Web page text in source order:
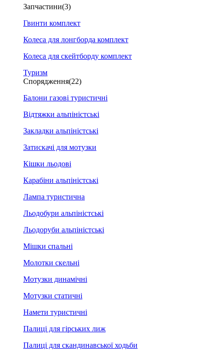
Запчастини(3)
Гвинти комплект
Колеса для лонгборда комплект
Колеса для скейтборду комплект
Туризм
Спорядження(22)
Балони газові туристичні
Відтяжки альпіністські
Закладки альпіністські
Затискачі для мотузки
Кішки льодові
Карабіни альпіністські
Лампа туристична
Льодобури альпіністські
Льодоруби альпіністські
Мішки спальні
Молотки скельні
Мотузки динамічні
Мотузки статичні
Намети туристичні
Палиці для гірських лиж
Палиці для скандинавської ходьби